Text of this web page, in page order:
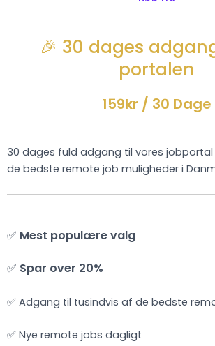
🎉 30 dages
portalen
159kr / 30 Dage
30 dages fuld adgang til vores
de bedste remote job muligheder i
✅ Mest populære valg
✅ Spar over 20%
✅ Adgang til tusindvis af de bedste
✅ Nye remote jobs dagligt